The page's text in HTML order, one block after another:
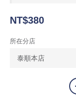
NT$380
所在分店